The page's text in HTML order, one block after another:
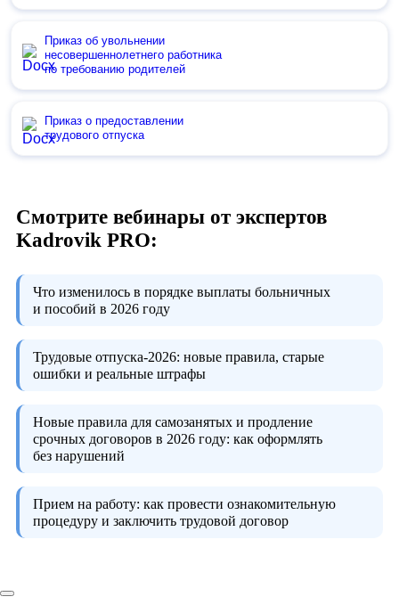
Приказ об увольнении
несовершеннолетнего работника
по требованию родителей
Приказ о предоставлении
трудового отпуска
Смотрите вебинары от экспертов
Kadrovik PRO:
Что изменилось в порядке выплаты больничных
и пособий в 2026 году
Трудовые отпуска-2026: новые правила, старые
ошибки и реальные штрафы
Новые правила для самозанятых и продление
срочных договоров в 2026 году: как оформлять
без нарушений
Прием на работу: как провести ознакомительную
процедуру и заключить трудовой договор